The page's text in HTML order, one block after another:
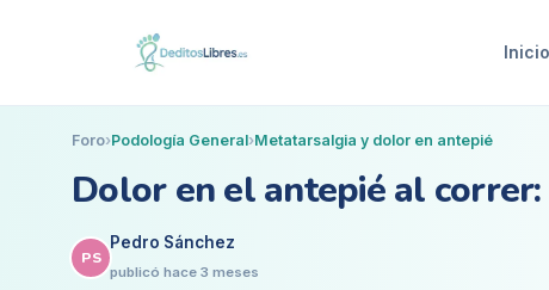
Inicio
Foro›Podología General›Metatarsalgia y dolor en antepié
Dolor en el antepié al
PS
Pedro Sánchez
publicó hace 3 meses